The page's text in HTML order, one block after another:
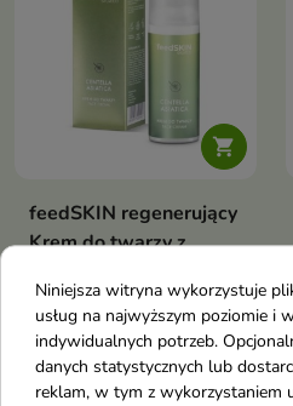

feedSKIN regenerujący
Krem do twarzy z
ml
Regenerujący krem z wąkrotą
azjatycką to odżywczy krem do
twarzy o lekkiej, szybko
wchłaniającej się formule, który
9,52 £
Niniejsza witryna wykorzystuje
usług na najwyższym poziomie i
indywidualnych potrzeb.
danych statystycznych lub
reklam, w tym z wykorzystaniem